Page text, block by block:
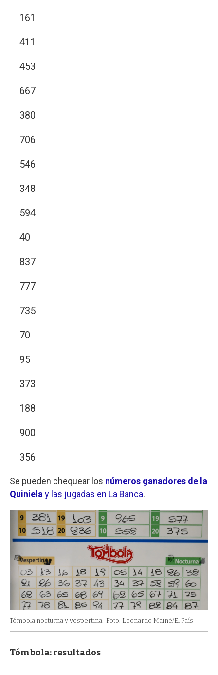
161
411
453
667
380
706
546
348
594
40
837
777
735
70
95
373
188
900
356
Se pueden chequear los números ganadores de la
Quiniela y las jugadas en La Banca.
Tómbola nocturna y vespertina. Foto: Leonardo Mainé/El País
Tómbola: resultados